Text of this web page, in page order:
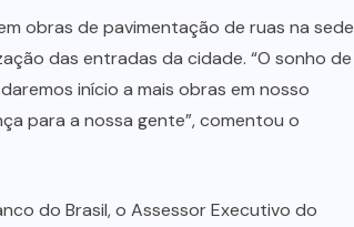
obras de pavimentação de ruas na sede
das entradas da cidade. “O sonho de
início a mais obras em nosso
para a nossa gente”, comentou o
do Brasil, o Assessor Executivo do